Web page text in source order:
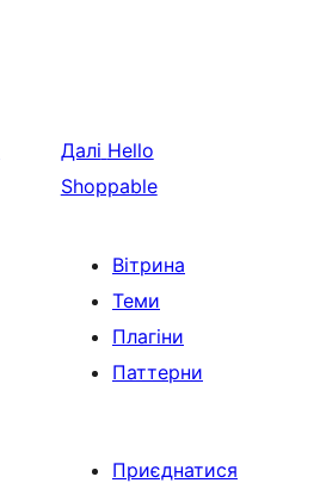
Далі Hello
Shoppable
Вітрина
Теми
Плагіни
Паттерни
Приєднатися